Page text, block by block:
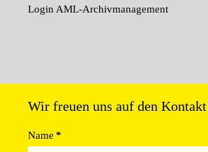
Login AML-Archivmanagement
Wir freuen uns auf den
Name *